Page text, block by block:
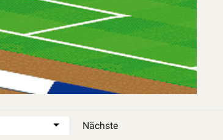
Nächste